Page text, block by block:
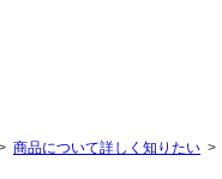
商品について詳しく知りたい